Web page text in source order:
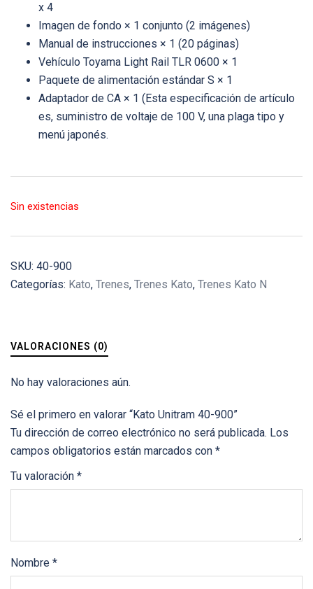
x 4
Imagen de fondo × 1 conjunto (2 imágenes)
Manual de instrucciones × 1 (20 páginas)
Vehículo Toyama Light Rail TLR 0600 × 1
Paquete de alimentación estándar S × 1
Adaptador de CA × 1 (Esta especificación de artículo
es, suministro de voltaje de 100 V, una plaga tipo y
menú japonés.
Sin existencias
SKU: 40-900
Categorías: Kato, Trenes, Trenes Kato, Trenes Kato N
VALORACIONES (0)
No hay valoraciones aún.
Sé el primero en valorar “Kato Unitram 40-900”
Tu dirección de correo electrónico no será publicada. Los
campos obligatorios están marcados con *
Tu valoración *
Nombre *